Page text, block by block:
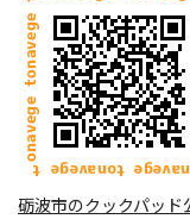
砺波市のクックパッ